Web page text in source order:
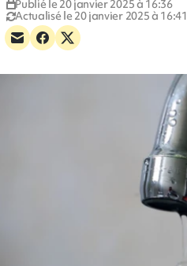
Publié le 20 janvier 2025 à 16:36
Actualisé le 20 janvier 2025 à 16:41